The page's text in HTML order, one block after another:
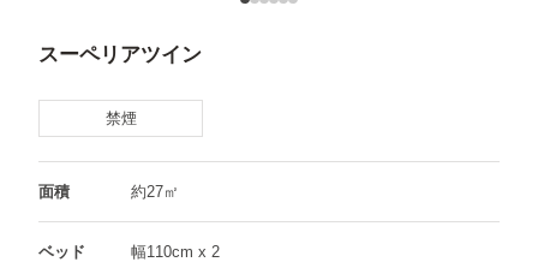
スーペリアツイン
禁煙
面積 約27㎡
ベッド 幅110cm x 2